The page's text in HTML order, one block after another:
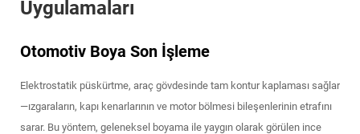
Uygulamaları
Otomotiv Boya Son İşleme
Elektrostatik püskürtme, araç gövdesinde tam kontur kaplaması sağlar
—ızgaraların, kapı kenarlarının ve motor bölmesi bileşenlerinin etrafını
sarar. Bu yöntem, geleneksel boyama ile yaygın olarak görülen ince